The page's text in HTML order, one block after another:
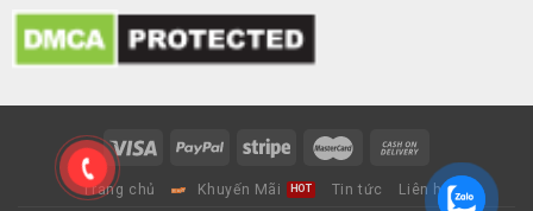
Trang chủ Khuyến Mãi Tin tức Liên hệ